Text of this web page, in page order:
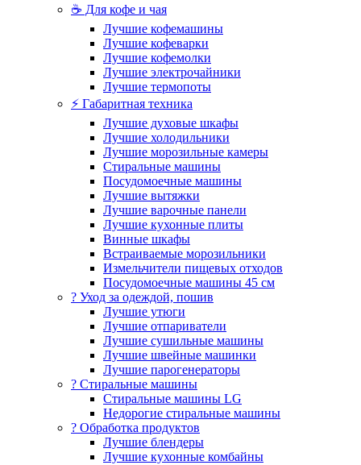
☕ Для кофе и чая
Лучшие кофемашины
Лучшие кофеварки
Лучшие кофемолки
Лучшие электрочайники
Лучшие термопоты
⚡ Габаритная техника
Лучшие духовые шкафы
Лучшие холодильники
Лучшие морозильные камеры
Стиральные машины
Посудомоечные машины
Лучшие вытяжки
Лучшие варочные панели
Лучшие кухонные плиты
Винные шкафы
Встраиваемые морозильники
Измельчители пищевых отходов
Посудомоечные машины 45 см
? Уход за одеждой, пошив
Лучшие утюги
Лучшие отпариватели
Лучшие сушильные машины
Лучшие швейные машинки
Лучшие парогенераторы
? Стиральные машины
Стиральные машины LG
Недорогие стиральные машины
? Обработка продуктов
Лучшие блендеры
Лучшие кухонные комбайны